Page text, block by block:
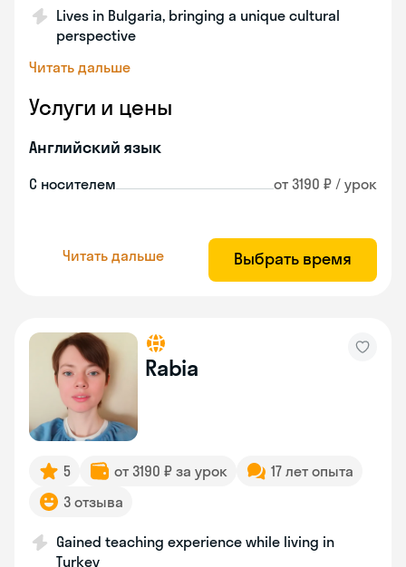
Lives in Bulgaria, bringing a unique cultural
perspective
Читать дальше
Услуги и цены
Английский язык
С носителем от 3190 ₽ / урок
Читать дальше Выбрать время
Rabia
5 от 3190 ₽ за урок
17 лет опыта
3 отзыва
Gained teaching experience while living in
Turkey